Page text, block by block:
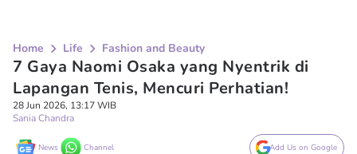
Home Life Fashion and Beauty
7 Gaya Naomi Osaka yang Nyentrik di
Lapangan Tenis, Mencuri Perhatian!
28 Jun 2026, 13:17 WIB
Sania Chandra
News Channel Add Us on Google